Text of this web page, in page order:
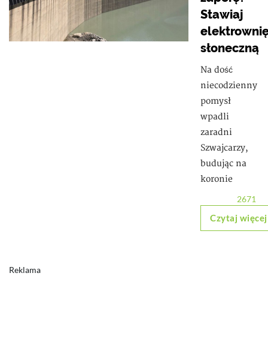
Stawiaj
słoneczną
Na dość
niecodzienny
pomysł
wpadli
zaradni
Szwajcarzy,
budując na
koronie
2671
Czytaj więcej
Reklama